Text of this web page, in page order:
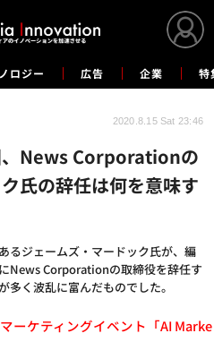
ロジー 広告 企業 特
、News Corporationの
氏の辞任は何を意味す
るジェームズ・マードック氏が、編
News Corporationの取締役を辞任す
く波乱に富んだものでした。
2020.8.15 Sat 23:46
ーケティングイベント「AI Marke